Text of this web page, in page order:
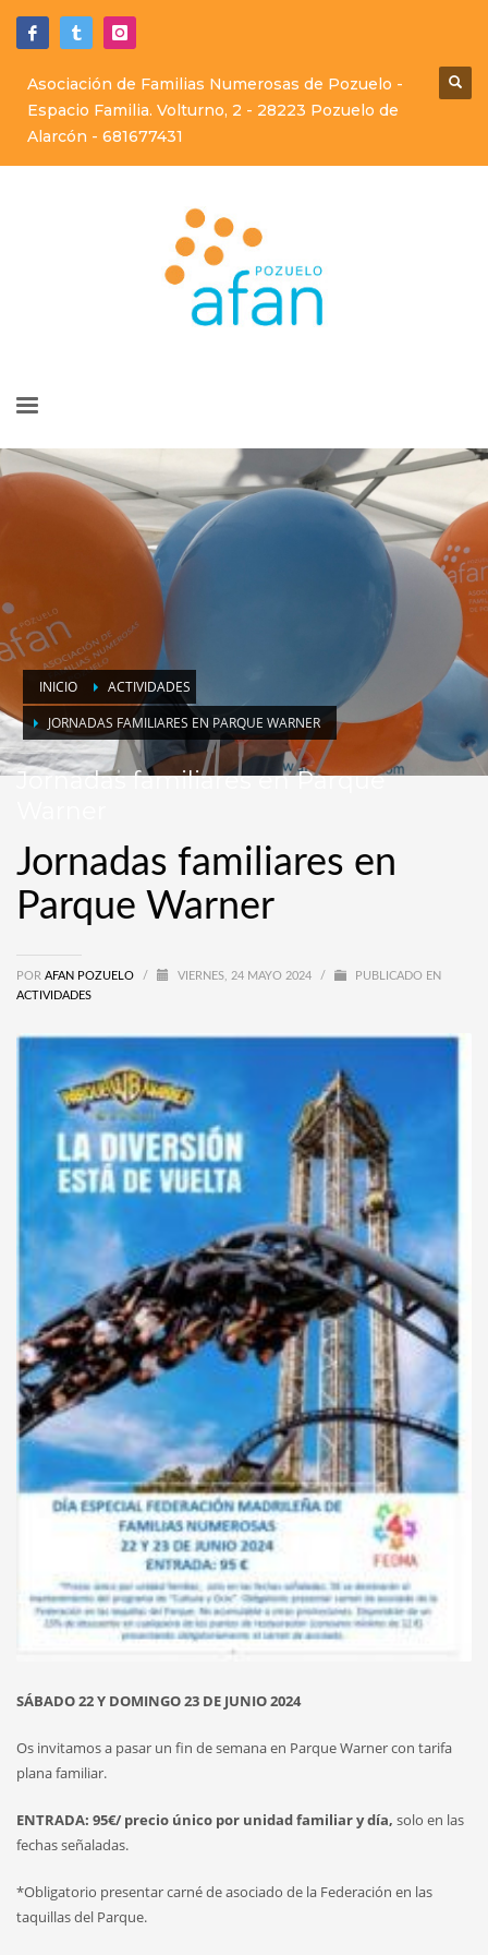
Asociación de Familias Numerosas de Pozuelo -
Espacio Familia. Volturno, 2 - 28223 Pozuelo de
Alarcón - 681677431
INICIO
ACTIVIDADES
JORNADAS FAMILIARES EN PARQUE WARNER
Jornadas familiares en Parque
Jornadas familiares en
Parque Warner
POR AFAN POZUELO / VIERNES, 24 MAYO 2024 /
PUBLICADO EN
ACTIVIDADES
SÁBADO 22 Y DOMINGO 23 DE JUNIO 2024
Os invitamos a pasar un fin de semana en Parque Warner con tarifa
plana familiar.
ENTRADA: 95€/ precio único por unidad familiar y día, solo en las
fechas señaladas.
*Obligatorio presentar carné de asociado de la Federación en las
taquillas del Parque.